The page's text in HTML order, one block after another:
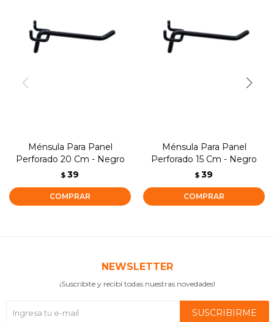
Ménsula Para Panel
Perforado 20 Cm - Negro
$ 39
Ménsula Para Panel
Perforado 15 Cm - Negro
$ 39
NEWSLETTER
¡Suscribite y recibí todas nuestras novedades!
SUSCRIBIRME